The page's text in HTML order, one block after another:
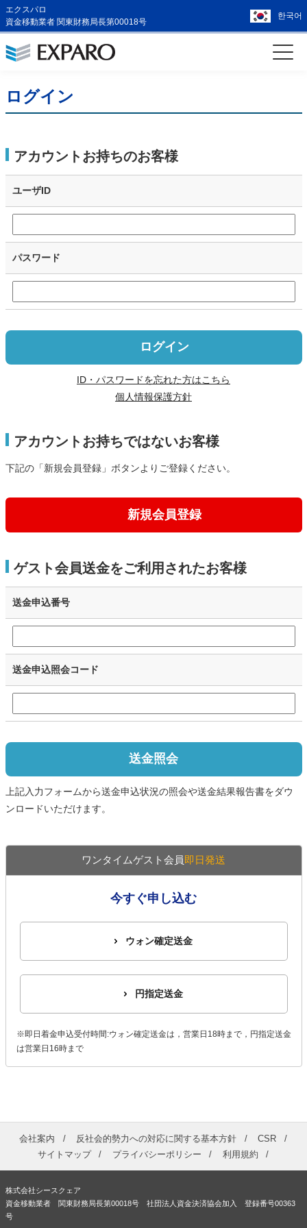
エクスパロ
資金移動業者 関東財務局長第00018号
한국어
ログイン
アカウントお持ちのお客様
ユーザID
パスワード
ログイン
ID・パスワードを忘れた方はこちら
個人情報保護方針
アカウントお持ちではないお客様
下記の「新規会員登録」ボタンよりご登録ください。
新規会員登録
ゲスト会員送金をご利用されたお客様
送金申込番号
送金申込照会コード
送金照会
上記入力フォームから送金申込状況の照会や送金結果報告書をダウ
ンロードいただけます。
ワンタイムゲスト会員即日発送
今すぐ申し込む
ウォン確定送金
円指定送金
※即日着金申込受付時間:ウォン確定送金は，営業日18時まで，円指定送金
は営業日16時まで
会社案内 反社会的勢力への対応に関する基本方針
CSR
サイトマップ
プライバシーポリシー 利用規約
株式会社シースクェア
資金移動業者 関東財務局長第00018号 社団法人資金決済協会加入 登録番号00363
号